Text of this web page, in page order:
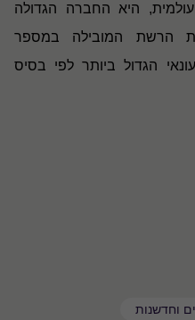
היא החברה הגדולה
הרשת המובילה במספר
הגדול ביותר לפי בסיס
וחדשנות